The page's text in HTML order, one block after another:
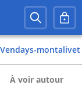
vendays-montalivet
À voir autour